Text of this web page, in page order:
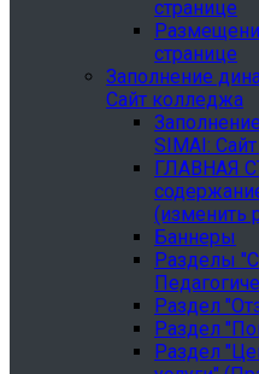
странице
странице
Заполнение
Сайт колледжа
SIMAI:
ГЛАВНАЯ
(изменить
Баннеры
Разделы
Раздел
Раздел
Раздел